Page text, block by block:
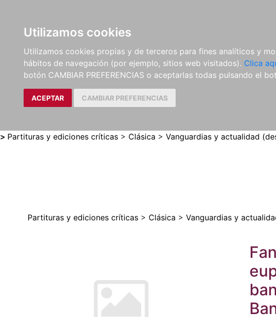
Utilizamos cookies
Utilizamos cookies propias y de terceros para fines analíticos y
hábitos de navegación (por ejemplo, sitios web visitados). Clica
botón CAMBIAR PREFERENCIAS o aceptarlas todas pulsando el
ACEPTAR CAMBIAR PREFERENCIAS
LIBROS
MÉTODOS Y
EJERCICIOS
PARTITURAS Y EDICIONES
CRÍTICAS
> Partituras y ediciones críticas > Clásica > Vanguardias y actualidad
Partituras y ediciones críticas > Clásica > Vanguardias y